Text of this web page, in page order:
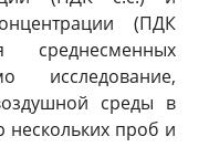
(ПДК
исследование,
среды в
нескольких проб и